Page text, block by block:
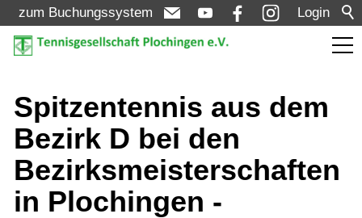
Login
zum Buchungssystem
Aktuelles
Meldungen
Termine
Turniere
Spitzentennis aus dem
Bezirk D bei den
Bezirksmeisterschaften
in Plochingen -